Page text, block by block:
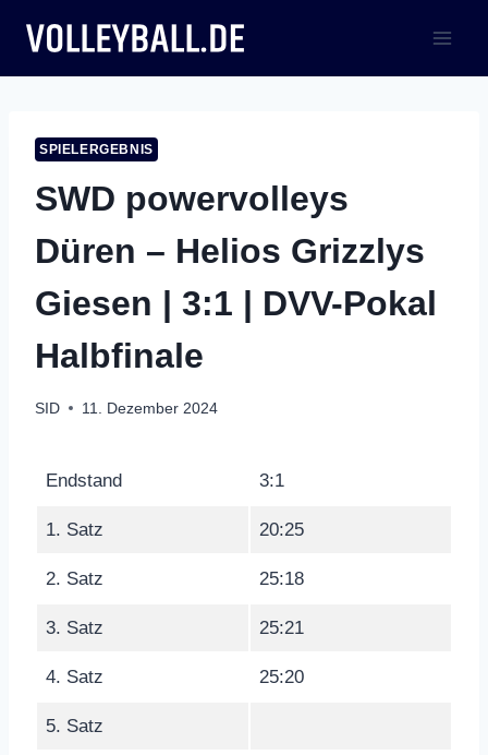
Inhalt
springen
SPIELERGEBNIS
SWD powervolleys
Düren – Helios Grizzlys
Giesen | 3:1 | DVV-Pokal
Halbfinale
SID 11. Dezember 2024
Endstand 3:1
1. Satz 20:25
2. Satz 25:18
3. Satz 25:21
4. Satz 25:20
5. Satz